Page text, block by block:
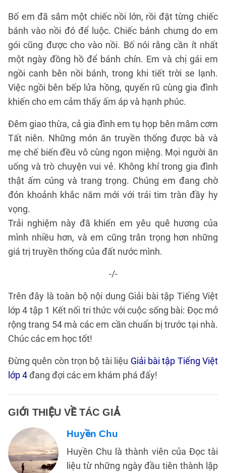
Bố em đã sắm một chiếc nồi lớn, rồi đặt từng chiếc
bánh vào nồi đó để luộc. Chiếc bánh chưng do em
gói cũng được cho vào nồi. Bố nói rằng cần ít nhất
một ngày đồng hồ để bánh chín. Em và chị gái em
ngồi canh bên nồi bánh, trong khi tiết trời se lạnh.
Việc ngồi bên bếp lửa hồng, quyến rũ cùng gia đình
khiến cho em cảm thấy ấm áp và hạnh phúc.
Đêm giao thừa, cả gia đình em tụ họp bên mâm cơm
Tất niên. Những món ăn truyền thống được bà và
mẹ chế biến đều vô cùng ngon miệng. Mọi người ăn
uống và trò chuyện vui vẻ. Không khí trong gia đình
thật ấm cúng và trang trọng. Chúng em đang chờ
đón khoảnh khắc năm mới với trái tim tràn đầy hy
vọng.
Trải nghiệm này đã khiến em yêu quê hương của
mình nhiều hơn, và em cũng trân trọng hơn những
giá trị truyền thống của đất nước mình.
-/-
Trên đây là toàn bộ nội dung Giải bài tập Tiếng Việt
lớp 4 tập 1 Kết nối tri thức với cuộc sống bài: Đọc mở
rộng trang 54 mà các em cần chuẩn bị trước tại nhà.
Chúc các em học tốt!
Đừng quên còn trọn bộ tài liệu Giải bài tập Tiếng Việt
lớp 4đang đợi các em khám phá đấy!
GIỚI THIỆU VỀ TÁC GIẢ
Huyền Chu
Huyền Chu là thành viên của Đọc tài
liệu từ những ngày đầu tiên thành lập